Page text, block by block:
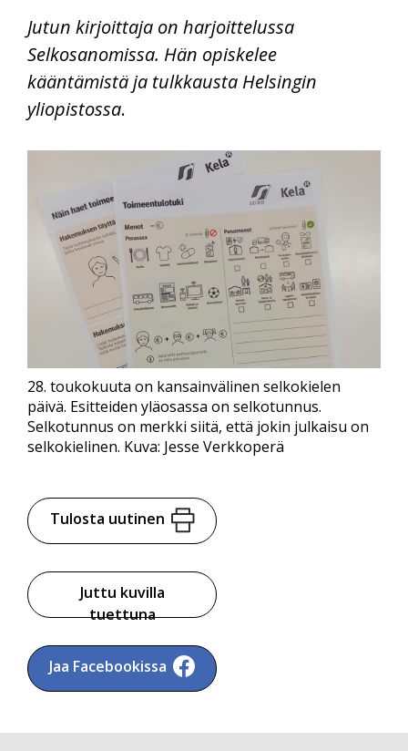
Jutun kirjoittaja on harjoittelussa
Selkosanomissa. Hän opiskelee
kääntämistä ja tulkkausta Helsingin
yliopistossa.
28. toukokuuta on kansainvälinen selkokielen
päivä. Esitteiden yläosassa on selkotunnus.
Selkotunnus on merkki siitä, että jokin julkaisu on
selkokielinen. Kuva: Jesse Verkkoperä
Tulosta uutinen
Juttu kuvilla
tuettuna
Jaa Facebookissa